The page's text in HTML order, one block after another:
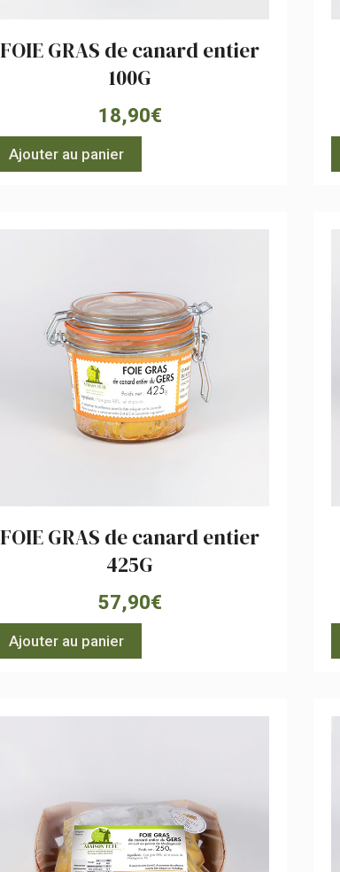
FOIE GRAS de canard entier
100G
18,90€
Ajouter au panier
FOIE GRAS de canard entier
425G
57,90€
Ajouter au panier